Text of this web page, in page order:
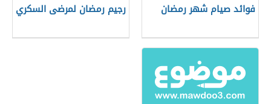
فوائد صيام شهر رمضان رجيم رمضان لمرضى السكري